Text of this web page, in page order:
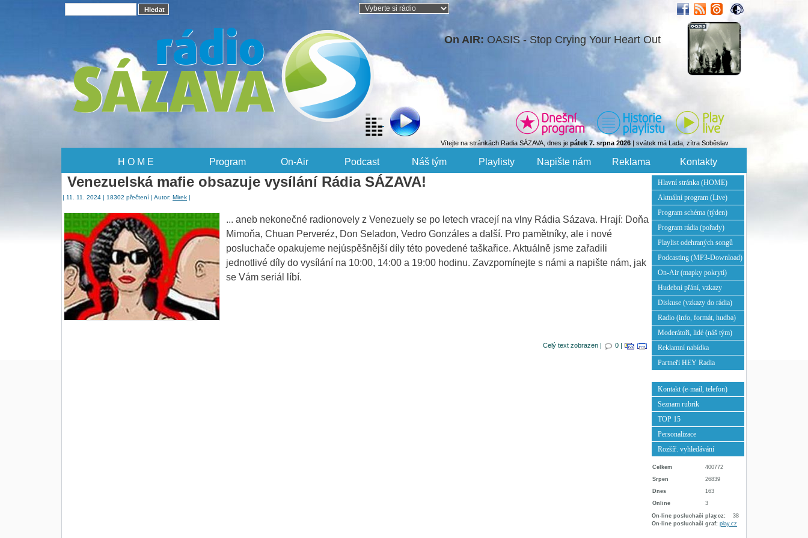
On AIR: OASIS - Stop Crying Your Heart Out
Vítejte na stránkách Radia SÁZAVA, dnes je pátek 7. srpna 2026 | svátek má Lada, zítra Soběslav
H O M E Program On-Air Podcast Náš tým Playlisty Napište nám Reklama Kontakty
Venezuelská mafie obsazuje vysílání Rádia SÁZAVA!
| 11. 11. 2024 | 18302 přečtení | Autor: Mirek |
... aneb nekonečné radionovely z Venezuely se po letech vracejí na vlny Rádia Sázava. Hrají: Doňa
Mimoňa, Chuan Perveréz, Don Seladon, Vedro Gonzáles a další. Pro pamětníky, ale i nové
posluchače opakujeme nejúspěšnější díly této povedené taškařice. Aktuálně jsme zařadili
jednotlivé díly do vysílání na 10:00, 14:00 a 19:00 hodinu. Zavzpomínejte s námi a napište nám, jak
se Vám seriál líbí.
Celý text zobrazen | 0 |
Hlavní stránka (HOME)
Aktuální program (Live)
Program schéma (týden)
Program rádia (pořady)
Playlist odehraných songů
Podcasting (MP3-Download)
On-Air (mapky pokrytí)
Hudební přání, vzkazy
Diskuse (vzkazy do rádia)
Radio (info, formát, hudba)
Moderátoři, lidé (náš tým)
Reklamní nabídka
Partneři HEY Radia
Kontakt (e-mail, telefon)
Seznam rubrik
TOP 15
Personalizace
Rozšíř. vyhledávání
Celkem
400772
Srpen
26839
Dnes
163
Online
3
On-line posluchači play.cz:
38
On-line posluchači graf: play.cz